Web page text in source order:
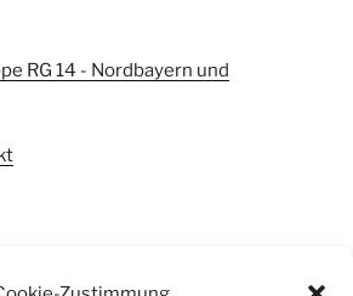
RG 14 - Nordbayern und